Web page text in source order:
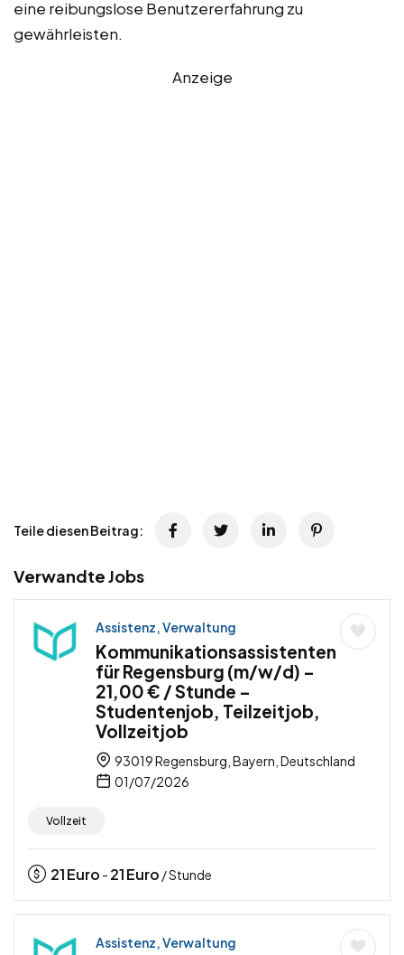
eine reibungslose Benutzererfahrung zu
gewährleisten.
Anzeige
Teile diesen Beitrag:
Verwandte Jobs
Assistenz, Verwaltung
Kommunikationsassistenten
für Regensburg (m/w/d) –
21,00 € / Stunde –
Studentenjob, Teilzeitjob,
Vollzeitjob
93019 Regensburg, Bayern, Deutschland
01/07/2026
Vollzeit
21Euro - 21Euro / Stunde
Assistenz, Verwaltung